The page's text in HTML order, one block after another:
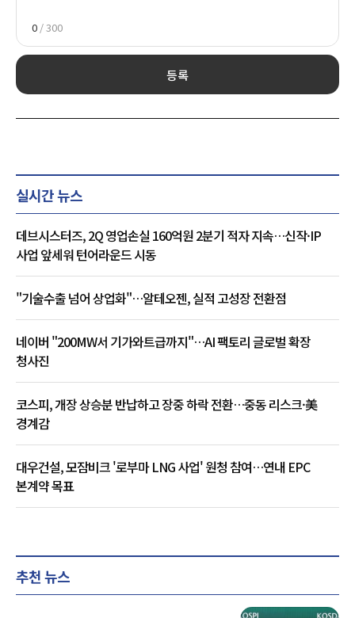
0 / 300
등록
실시간 뉴스
데브시스터즈, 2Q 영업손실 160억원 2분기 적자 지속…신작·IP
사업 앞세워 턴어라운드 시동
"기술수출 넘어 상업화"…알테오젠, 실적 고성장 전환점
네이버 "200MW서 기가와트급까지"…AI 팩토리 글로벌 확장
청사진
코스피, 개장 상승분 반납하고 장중 하락 전환…중동 리스크·美
경계감
대우건설, 모잠비크 '로부마 LNG 사업' 원청 참여…연내 EPC
본계약 목표
추천 뉴스